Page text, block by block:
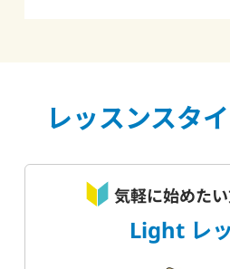
レッスンスタ
気軽に始めた
Light レ